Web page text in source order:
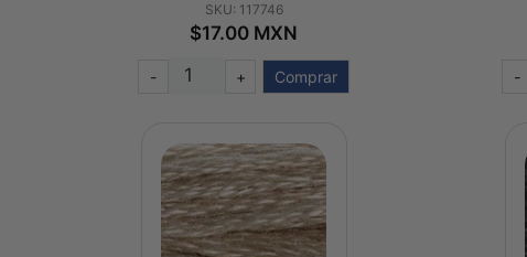
SKU: 117746
$17.00 MXN
- + Comprar -